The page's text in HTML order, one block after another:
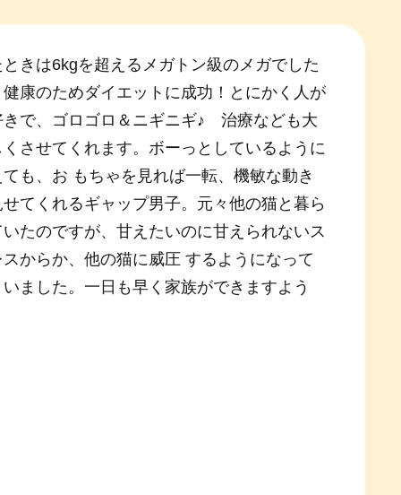
きは6kgを超えるメガトン級のメガでした
健康のためダイエットに成功！とにかく人が
きで、ゴロゴロ＆ニギニギ♪ 治療なども大
くさせてくれます。ボーっとしているように
も、お もちゃを見れば一転、機敏な動き
てくれるギャップ男子。元々他の猫と暮ら
たのですが、甘えたいのに甘えられないス
からか、他の猫に威圧 するようになって
ました。一日も早く家族ができますよう